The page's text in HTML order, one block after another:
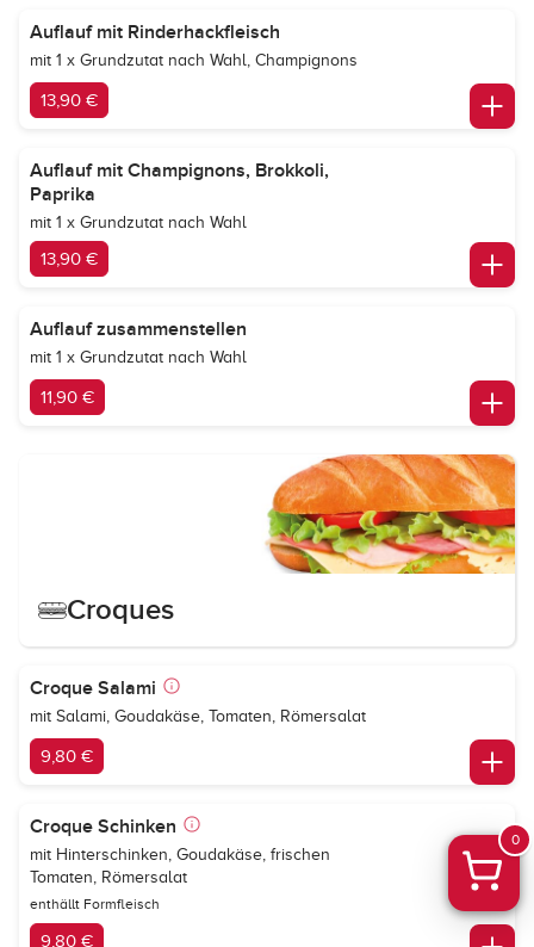
Auflauf mit Rinderhackfleisch
mit 1 x Grundzutat nach Wahl, Champignons
13,90 €
Auflauf mit Champignons, Brokkoli,
Paprika
mit 1 x Grundzutat nach Wahl
13,90 €
Auflauf zusammenstellen
mit 1 x Grundzutat nach Wahl
11,90 €
Croques
Croque Salami
mit Salami, Goudakäse, Tomaten, Römersalat
9,80 €
Croque Schinken
mit Hinterschinken, Goudakäse, frischen
Tomaten, Römersalat
enthällt Formfleisch
9,80 €
0